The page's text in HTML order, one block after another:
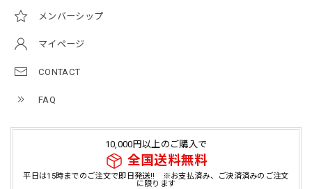
メンバーシップ
マイページ
CONTACT
FAQ
10,000円以上のご購入で
全国送料無料
平日は15時までのご注文で即日発送!! ※お支払済み、ご決済済みのご注文
に限ります